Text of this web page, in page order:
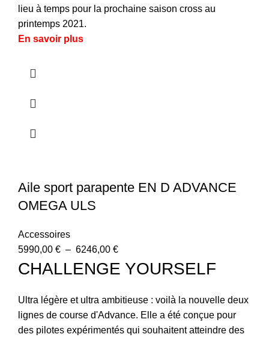
lieu à temps pour la prochaine saison cross au
printemps 2021.
En savoir plus
Aile sport parapente EN D ADVANCE
OMEGA ULS
Accessoires
5990,00 € – 6246,00 €
CHALLENGE YOURSELF
Ultra légère et ultra ambitieuse : voilà la nouvelle deux
lignes de course d'Advance. Elle a été conçue pour
des pilotes expérimentés qui souhaitent atteindre des